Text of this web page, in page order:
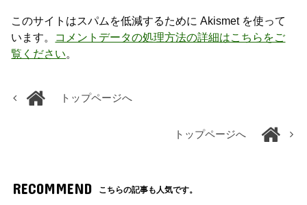
このサイトはスパムを低減するために Akismet を使って
います。 コメントデータの処理方法の詳細はこちらをご
覧ください。
トップページへ
トップページへ
RECOMMEND こちらの記事も人気です。